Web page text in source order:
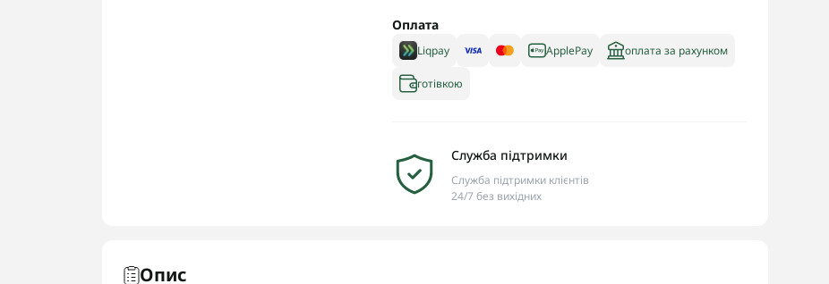
Оплата
Liqpay ApplePay оплата за рахунком
готівкою
Служба підтримки
Служба підтримки клієнтів
24/7 без вихідних
Опис